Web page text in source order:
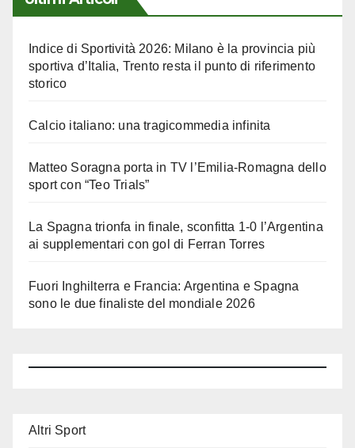
Indice di Sportività 2026: Milano è la provincia più
sportiva d’Italia, Trento resta il punto di riferimento
storico
Calcio italiano: una tragicommedia infinita
Matteo Soragna porta in TV l’Emilia-Romagna dello
sport con “Teo Trials”
La Spagna trionfa in finale, sconfitta 1-0 l’Argentina
ai supplementari con gol di Ferran Torres
Fuori Inghilterra e Francia: Argentina e Spagna
sono le due finaliste del mondiale 2026
Altri Sport